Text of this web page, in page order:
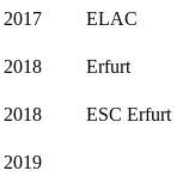
2017 ELAC
2018 Erfurt
2018 ESC Erfurt
2019